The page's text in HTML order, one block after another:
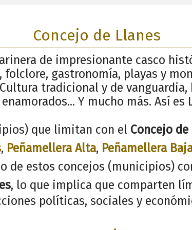
Concejo de Llanes
de impresionante casco
folclore, gastronomía, playas y
tradicional y de
Y mucho más. Así es
que limitan con el Concejo de
, Peñamellera Alta, Peñamellera
de estos concejos (municipios)
, lo que implica que comparten
políticas, sociales y